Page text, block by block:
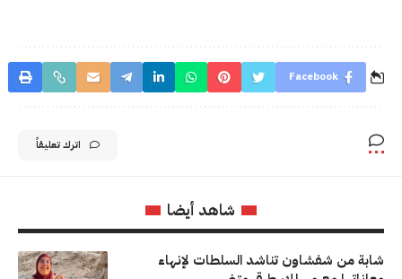
Facebook
اترك تعليقاً
شاهد أيضا
شابة من شفشاون تناشد السلطات لإنهاء